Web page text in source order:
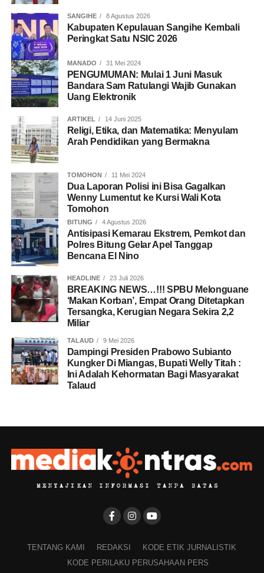
SANGIHE 8 Agustus 2026
Kabupaten Kepulauan Sangihe Kembali
Peringkat Satu NSIC 2026
MANADO 31 Mei 2024
PENGUMUMAN: Mulai 1 Juni Masuk
Bandara Sam Ratulangi Wajib Gunakan
Uang Elektronik
ARTIKEL 14 Juni 2025
Religi, Etika, dan Matematika: Menyulam
Arah Pendidikan yang Bermakna
TOMOHON 11 Mei 2024
Dua Laporan Polisi ini Bisa Gagalkan
Wenny Lumentut ke Kursi Wali Kota
Tomohon
BITUNG 4 Agustus 2026
Antisipasi Kemarau Ekstrem, Pemkot dan
Polres Bitung Gelar Apel Tanggap
Bencana El Nino
HEADLINE 23 Juli 2026
BREAKING NEWS…!!! SPBU Melonguane
‘Makan Korban’, Empat Orang Ditetapkan
Tersangka, Kerugian Negara Sekira 2,2
Miliar
TALAUD 9 Mei 2026
Dampingi Presiden Prabowo Subianto
Kungker Di Miangas, Bupati Welly Titah :
Ini Adalah Kehormatan Bagi Masyarakat
Talaud
TENTANG KAMI REDAKSI
KODE ETIK JURNALISTIK
KODE PERILAKU PERUSAHAAN PERS